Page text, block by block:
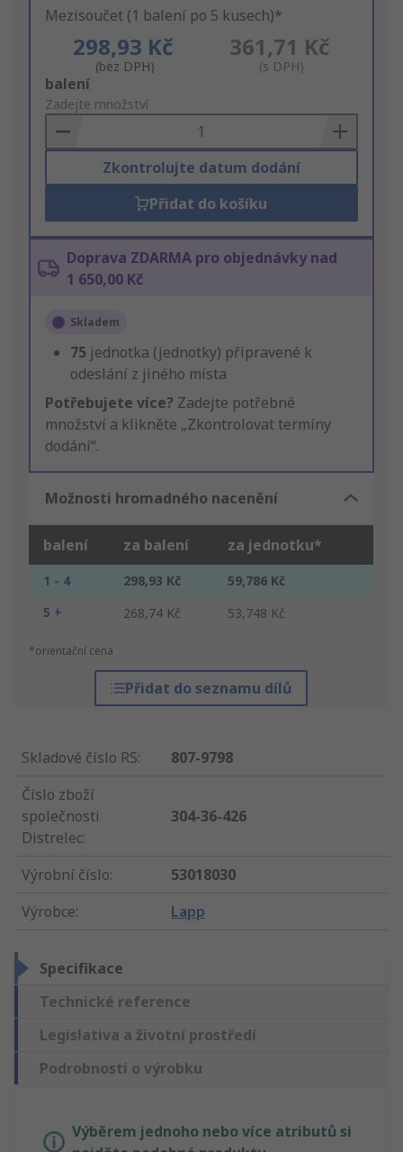
Mezisoučet (1 balení po 5 kusech)*
298,93 Kč
(bez DPH)
361,71 Kč
(s DPH)
Add
to
Basket
balení
Zadejte množství
Zkontrolujte datum dodání
Přidat do košíku
Doprava ZDARMA pro objednávky nad
1 650,00 Kč
Skladem
75 jednotka (jednotky) připravené k
odeslání z jiného místa
Potřebujete více? Zadejte potřebné
množství a klikněte „Zkontrolovat termíny
dodání“.
Možnosti hromadného nacenění
balení za balení za jednotku*
1 - 4 298,93 Kč
59,786 Kč
5 +
268,74 Kč 53,748 Kč
*orientační cena
Přidat do seznamu dílů
Skladové číslo RS:
807-9798
Číslo zboží
společnosti
Distrelec:
304-36-426
Výrobní číslo:
53018030
Výrobce: Lapp
Specifikace
Technické reference
Legislativa a životní prostředí
Podrobnosti o výrobku
Výběrem jednoho nebo více atributů si